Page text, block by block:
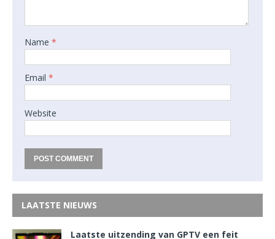
Name *
Email *
Website
LAATSTE NIEUWS
Laatste uitzending van GPTV een feit